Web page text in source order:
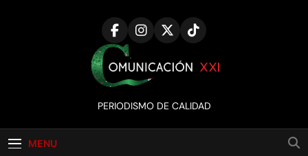
Comunicación
XXI
PERIODISMO DE CALIDAD
MENU